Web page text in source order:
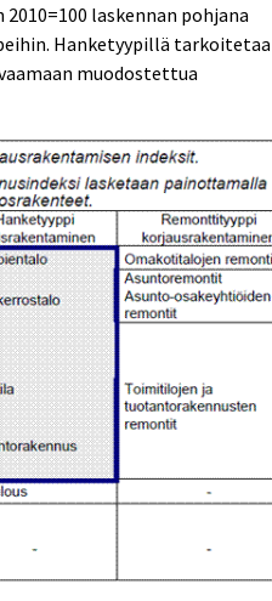
laskennan pohjana
Hanketyypillä
muodostettua